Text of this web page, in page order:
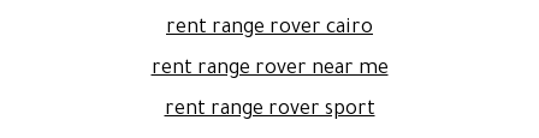
rent range rover cairo
rent range rover near me
rent range rover sport